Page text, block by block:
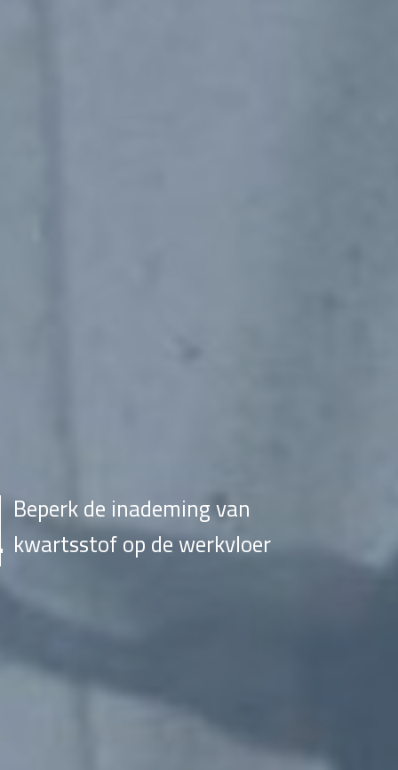
Beperk de inademing van
kwartsstof op de werkvloer